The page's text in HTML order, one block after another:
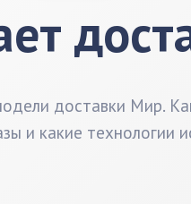
доставки Мир.
и какие технологии